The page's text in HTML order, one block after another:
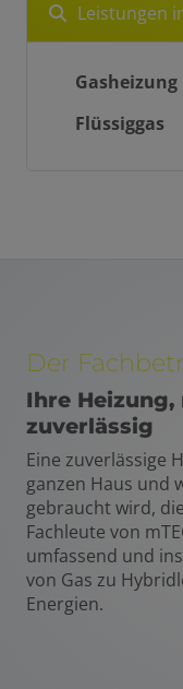
Leistungen
Gasheizung
Flüssiggas
Der
Ihre
zuverlässig
Eine zuverlässige
ganzen Haus und
gebraucht wird,
Fachleute von
umfassend und
von Gas zu
Energien.